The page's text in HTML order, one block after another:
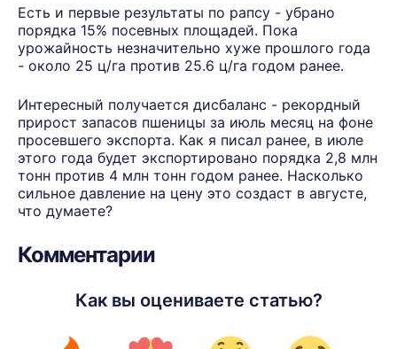
Есть и первые результаты по рапсу - убрано
порядка 15% посевных площадей. Пока
урожайность незначительно хуже прошлого года
- около 25 ц/га против 25.6 ц/га годом ранее.
Интересный получается дисбаланс - рекордный
прирост запасов пшеницы за июль месяц на фоне
просевшего экспорта. Как я писал ранее, в июле
этого года будет экспортировано порядка 2,8 млн
тонн против 4 млн тонн годом ранее. Насколько
сильное давление на цену это создаст в августе,
что думаете?
Комментарии